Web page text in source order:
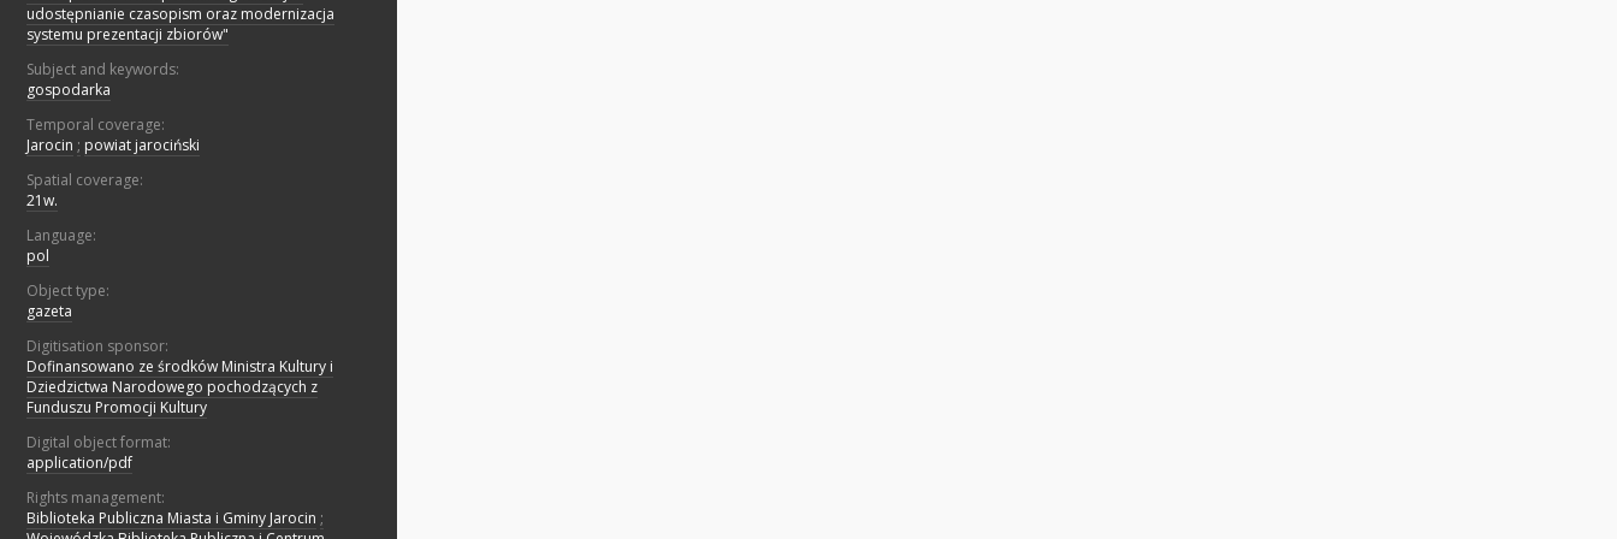
udostępnianie czasopism oraz modernizacja
systemu prezentacji zbiorów"
Subject and keywords:
gospodarka
Temporal coverage:
Jarocin ; powiat jarociński
Spatial coverage:
21w.
Language:
pol
Object type:
gazeta
Digitisation sponsor:
Dofinansowano ze środków Ministra Kultury i
Dziedzictwa Narodowego pochodzących z
Funduszu Promocji Kultury
Digital object format:
application/pdf
Rights management:
Biblioteka Publiczna Miasta i Gminy Jarocin ;